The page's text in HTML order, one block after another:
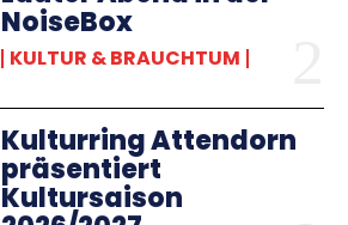
NoiseBox
KULTUR & BRAUCHTUM
Kulturring Attendorn
präsentiert
Kultursaison